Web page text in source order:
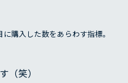
購入した数をあらわす指標。
（笑）